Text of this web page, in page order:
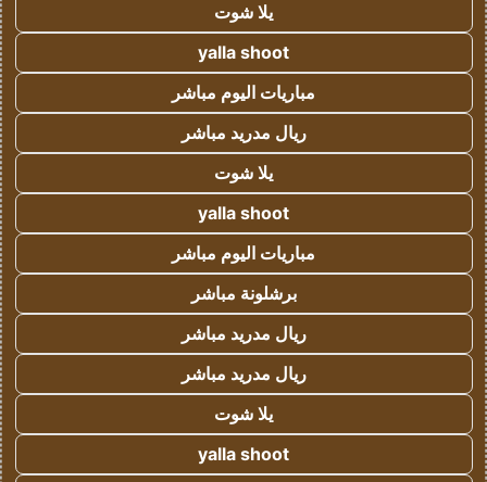
يلا شوت
yalla shoot
مباريات اليوم مباشر
ريال مدريد مباشر
يلا شوت
yalla shoot
مباريات اليوم مباشر
برشلونة مباشر
ريال مدريد مباشر
ريال مدريد مباشر
يلا شوت
yalla shoot